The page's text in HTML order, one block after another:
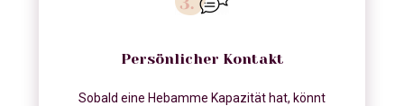
Persönlicher Kontakt
Sobald eine Hebamme Kapazität hat, könnt